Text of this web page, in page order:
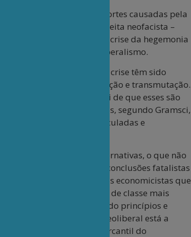
de milhares de mortes causadas pela
governos de extrema-direita neofacista –
da hegemonia, mas da crise da hegemonia
um fim iminente do neoliberalismo.
e os momentos de crise têm sido
para a sua radicalização e transmutação.
por Antonio Gramsci de que esses são
Nesses momentos, segundo Gramsci,
politicamente articuladas e
globalmente essas alternativas, o que não
Para não repetir as conclusões fatalistas
superar as leituras economicistas que
dos seus interesses de classe mais
hegemônica, mobilizando princípios e
do projeto político neoliberal está a
fundadas na ordem mercantil do